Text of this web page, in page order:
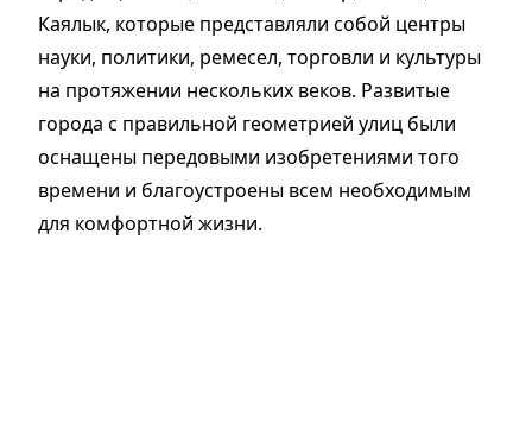
Каялык, которые представляли собой центры
науки, политики, ремесел, торговли и культуры
на протяжении нескольких веков. Развитые
города с правильной геометрией улиц были
оснащены передовыми изобретениями того
времени и благоустроены всем необходимым
для комфортной жизни.